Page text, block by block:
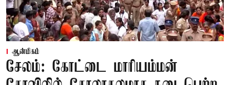
ஆன்மிகம்
சேலம்: கோட்டை மாரியம்மன்